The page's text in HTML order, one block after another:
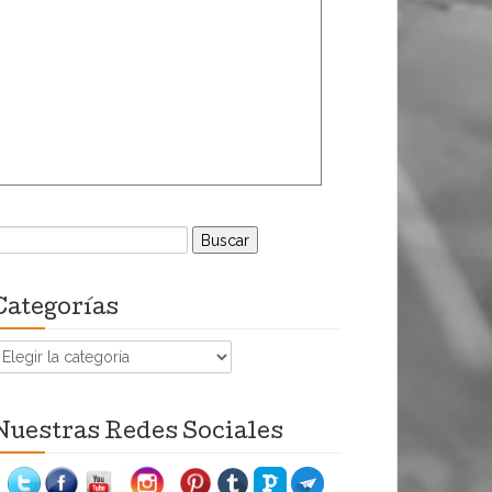
Redes Sociales